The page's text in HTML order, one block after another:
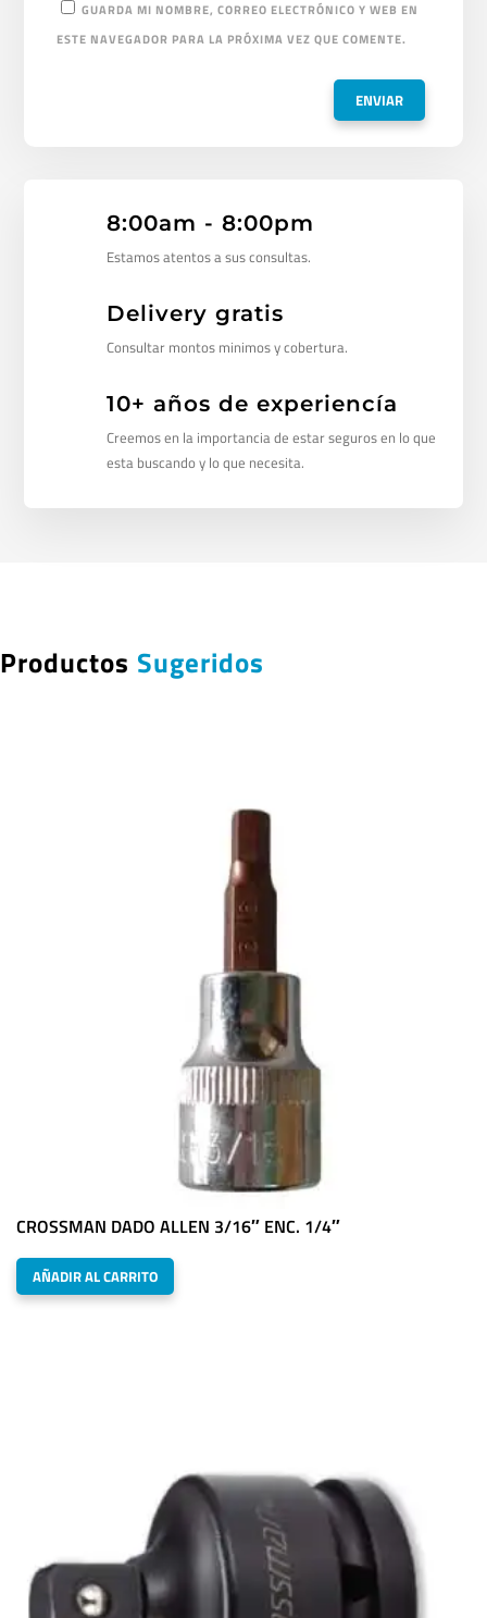
GUARDA MI NOMBRE, CORREO ELECTRÓNICO Y WEB EN
ESTE NAVEGADOR PARA LA PRÓXIMA VEZ QUE COMENTE.
8:00am - 8:00pm
Estamos atentos a sus consultas.
Delivery gratis
Consultar montos minimos y cobertura.
10+ años de experiencía
Creemos en la importancia de estar seguros en lo que
esta buscando y lo que necesita.
Productos Sugeridos
CROSSMAN DADO ALLEN 3/16″ ENC. 1/4″
AÑADIR AL CARRITO